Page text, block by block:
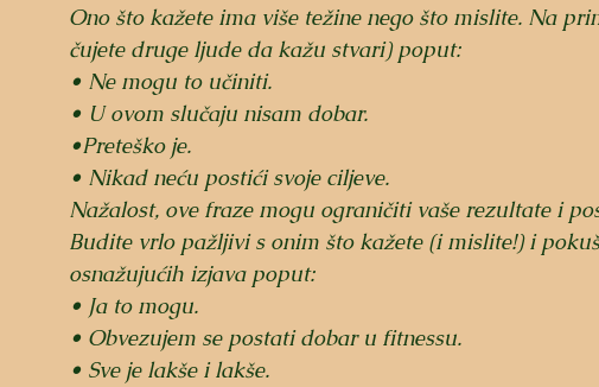
Ono što kažete ima više težine nego što mislite. Na
čujete druge ljude da kažu stvari) poput:
• Ne mogu to učiniti.
• U ovom slučaju nisam dobar.
•Preteško je.
• Nikad neću postići svoje ciljeve.
Nažalost, ove fraze mogu ograničiti vaše rezultate i
Budite vrlo pažljivi s onim što kažete (i mislite!) i
osnažujućih izjava poput:
• Ja to mogu.
• Obvezujem se postati dobar u fitnessu.
• Sve je lakše i lakše.